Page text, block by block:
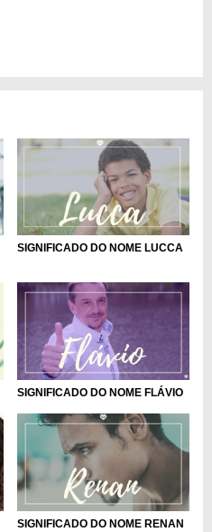
SIGNIFICADO DO NOME LUCCA
SIGNIFICADO DO NOME FLÁVIO
SIGNIFICADO DO NOME RENAN